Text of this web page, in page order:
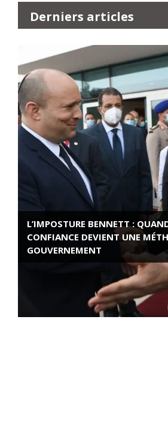
Derniers articles
L’IMPOSTURE BENNETT :
CONFIANCE DEVIENT UNE
GOUVERNEMENT
ROSE VALLAND, HEROÏNE DE LA